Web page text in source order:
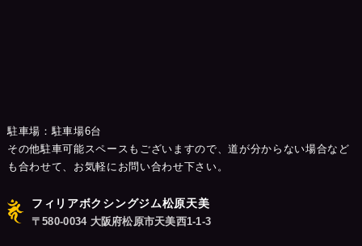
駐車場：駐車場6台
その他駐車可能スペースもございますので、道が分からない場合など
も合わせて、お気軽にお問い合わせ下さい。
フィリアボクシングジム松原天美
〒580-0034 大阪府松原市天美西1-1-3